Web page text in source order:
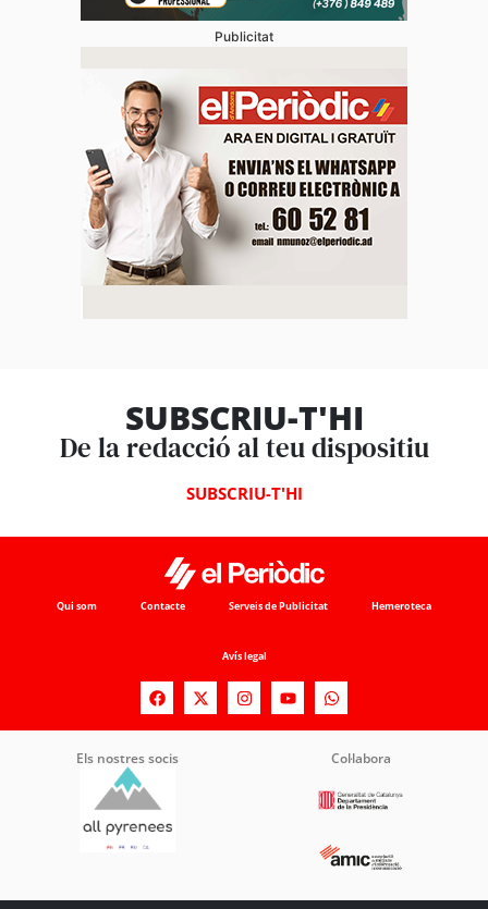
Publicitat
SUBSCRIU-T'HI
De la redacció al teu dispositiu
SUBSCRIU-T'HI
Qui som Contacte Serveis de Publicitat Hemeroteca
Avís legal
Els nostres socis Col·labora